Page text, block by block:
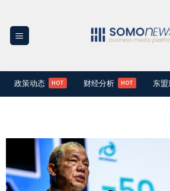
content
政策动态 财经分析 东盟